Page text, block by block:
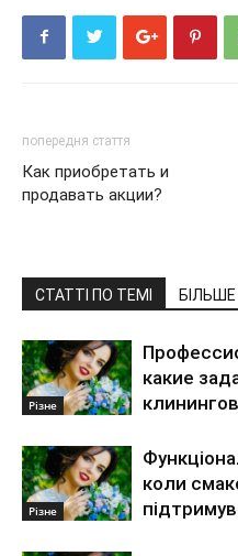
попередня стаття
Как приобретать и
продавать акции?
СТАТТІ ПО ТЕМІ
Різне
какие
Різне
коли